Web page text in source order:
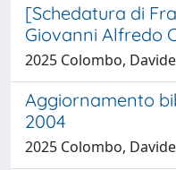
[Schedatura di
Giovanni Alfredo
2025 Colombo, Davide
Aggiornamento
2004
2025 Colombo, Davide